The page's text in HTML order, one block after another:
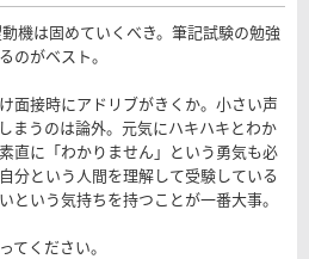
機は固めていくべき。筆記試験の勉強
のがベスト。
面接時にアドリブがきくか。小さい声
まうのは論外。元気にハキハキとわか
直に「わかりません」という勇気も必
分という人間を理解して受験している
という気持ちを持つことが一番大事。
てください。